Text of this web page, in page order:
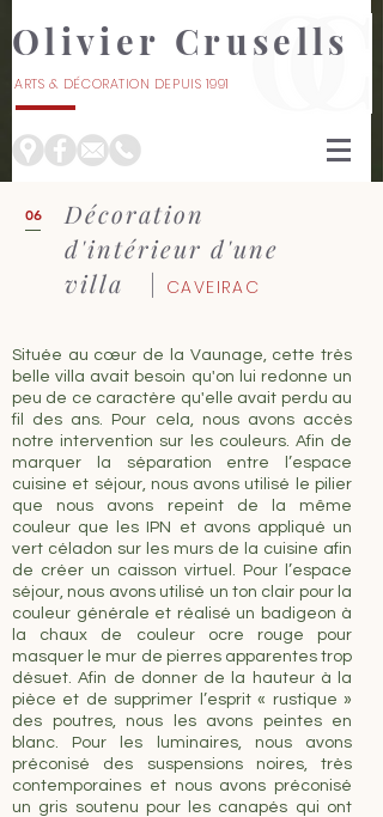
ARTS & DÉCORATION DEPUIS 1991
Olivier Crusells
Décoration
d'intérieur d'une
villa | CAVEIRAC
06
Située au cœur de la Vaunage, cette très
belle villa avait besoin qu'on lui redonne un
peu de ce caractère qu'elle avait perdu au
fil des ans. Pour cela, nous avons accès
notre intervention sur les couleurs. Afin de
marquer la séparation entre l’espace
cuisine et séjour, nous avons utilisé le pilier
que nous avons repeint de la même
couleur que les IPN et avons appliqué un
vert céladon sur les murs de la cuisine afin
de créer un caisson virtuel. Pour l’espace
séjour, nous avons utilisé un ton clair pour la
couleur générale et réalisé un badigeon à
la chaux de couleur ocre rouge pour
masquer le mur de pierres apparentes trop
désuet. Afin de donner de la hauteur à la
pièce et de supprimer l’esprit « rustique »
des poutres, nous les avons peintes en
blanc. Pour les luminaires, nous avons
préconisé des suspensions noires, très
contemporaines et nous avons préconisé
un gris soutenu pour les canapés qui ont